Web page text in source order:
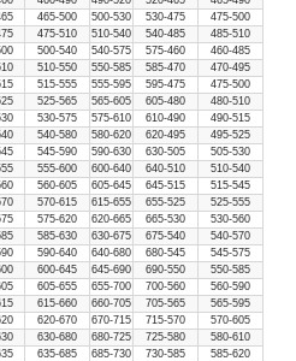
465-500 500-530 530-475
475-500
475-510 510-540 540-485
485-510
500-540 540-575 575-460
460-485
510-550 550-585 585-470
470-495
515-555 555-595 595-475
475-500
525-565 565-605 605-480
480-510
530-575 575-610 610-490
490-515
540-580 580-620 620-495
495-525
545-590 590-630 630-505
505-530
555-600 600-640 640-510
510-540
560-605 605-645 645-515
515-545
570-615 615-655 655-525
525-555
575-620 620-665 665-530
530-560
585-630 630-675 675-540
540-570
590-640 640-680 680-545
545-575
600-645 645-690 690-550
550-585
605-655 655-700 700-560
560-590
615-660 660-705 705-565
565-595
620-670 670-715 715-570
570-605
630-680 680-725 725-580
580-610
635-685 685-730 730-585
585-620